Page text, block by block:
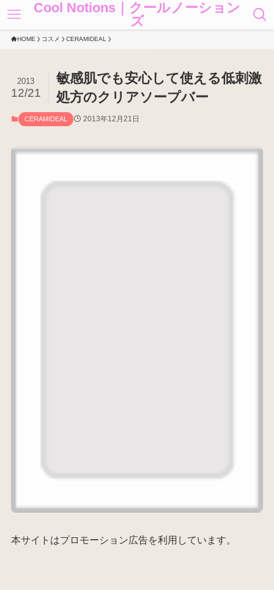
Cool Notions｜クールノーション
ズ
HOME コスメ CERAMIDEAL
敏感肌でも安心して使える低刺激
処方のクリアソープバー
2013
12/21
CERAMIDEAL 2013年12月21日
本サイトはプロモーション広告を利用しています。